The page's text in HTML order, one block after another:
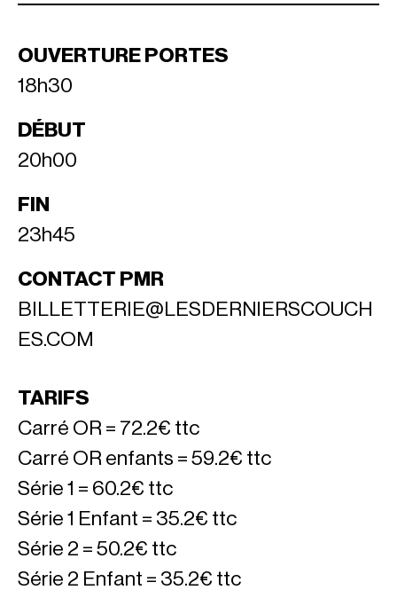
OUVERTURE PORTES
18h30
DÉBUT
20h00
FIN
23h45
CONTACT PMR
BILLETTERIE@LESDERNIERSCOUCH
ES.COM
TARIFS
Carré OR = 72.2€ ttc
Carré OR enfants = 59.2€ ttc
Série 1 = 60.2€ ttc
Série 1 Enfant = 35.2€ ttc
Série 2 = 50.2€ ttc
Série 2 Enfant = 35.2€ ttc